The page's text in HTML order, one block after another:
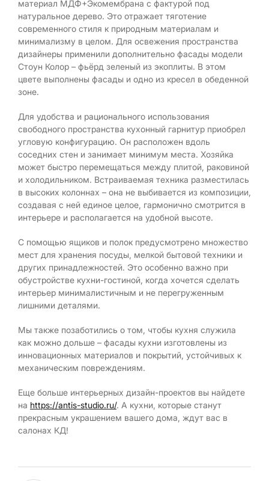
материал МДФ+Экомембрана с фактурой под
натуральное дерево. Это отражает тяготение
современного стиля к природным материалам и
минимализму в целом. Для освежения пространства
дизайнеры применили дополнительно фасады модели
Стоун Колор – фьёрд зеленый из экоплиты. В этом
цвете выполнены фасады и одно из кресел в обеденной
зоне.
Для удобства и рационального использования
свободного пространства кухонный гарнитур приобрел
угловую конфигурацию. Он расположен вдоль
соседних стен и занимает минимум места. Хозяйка
может быстро перемещаться между плитой, раковиной
и холодильником. Встраиваемая техника разместилась
в высоких колоннах – она не выбивается из композиции,
создавая с ней единое целое, гармонично смотрится в
интерьере и располагается на удобной высоте.
С помощью ящиков и полок предусмотрено множество
мест для хранения посуды, мелкой бытовой техники и
других принадлежностей. Это особенно важно при
обустройстве кухни-гостиной, когда хочется сделать
интерьер минималистичным и не перегруженным
лишними деталями.
Мы также позаботились о том, чтобы кухня служила
как можно дольше – фасады кухни изготовлены из
инновационных материалов и покрытий, устойчивых к
механическим повреждениям.
Еще больше интерьерных дизайн-проектов вы найдете
на https://antis-studio.ru/. А кухни, которые станут
прекрасным украшением вашего дома, ждут вас в
салонах КД!